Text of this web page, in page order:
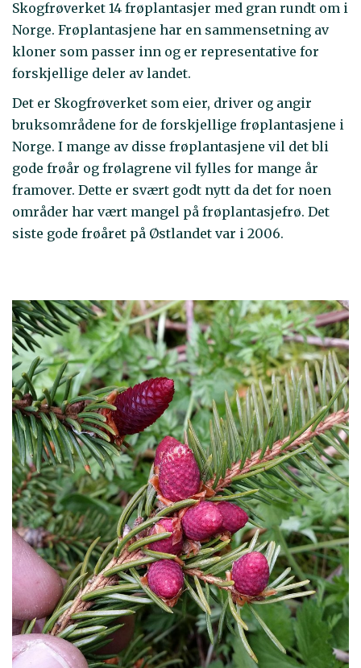
Skogfrøverket 14 frøplantasjer med gran rundt om i
Norge. Frøplantasjene har en sammensetning av
kloner som passer inn og er representative for
forskjellige deler av landet.
Det er Skogfrøverket som eier, driver og angir
bruksområdene for de forskjellige frøplantasjene i
Norge. I mange av disse frøplantasjene vil det bli
gode frøår og frølagrene vil fylles for mange år
framover. Dette er svært godt nytt da det for noen
områder har vært mangel på frøplantasjefrø. Det
siste gode frøåret på Østlandet var i 2006.